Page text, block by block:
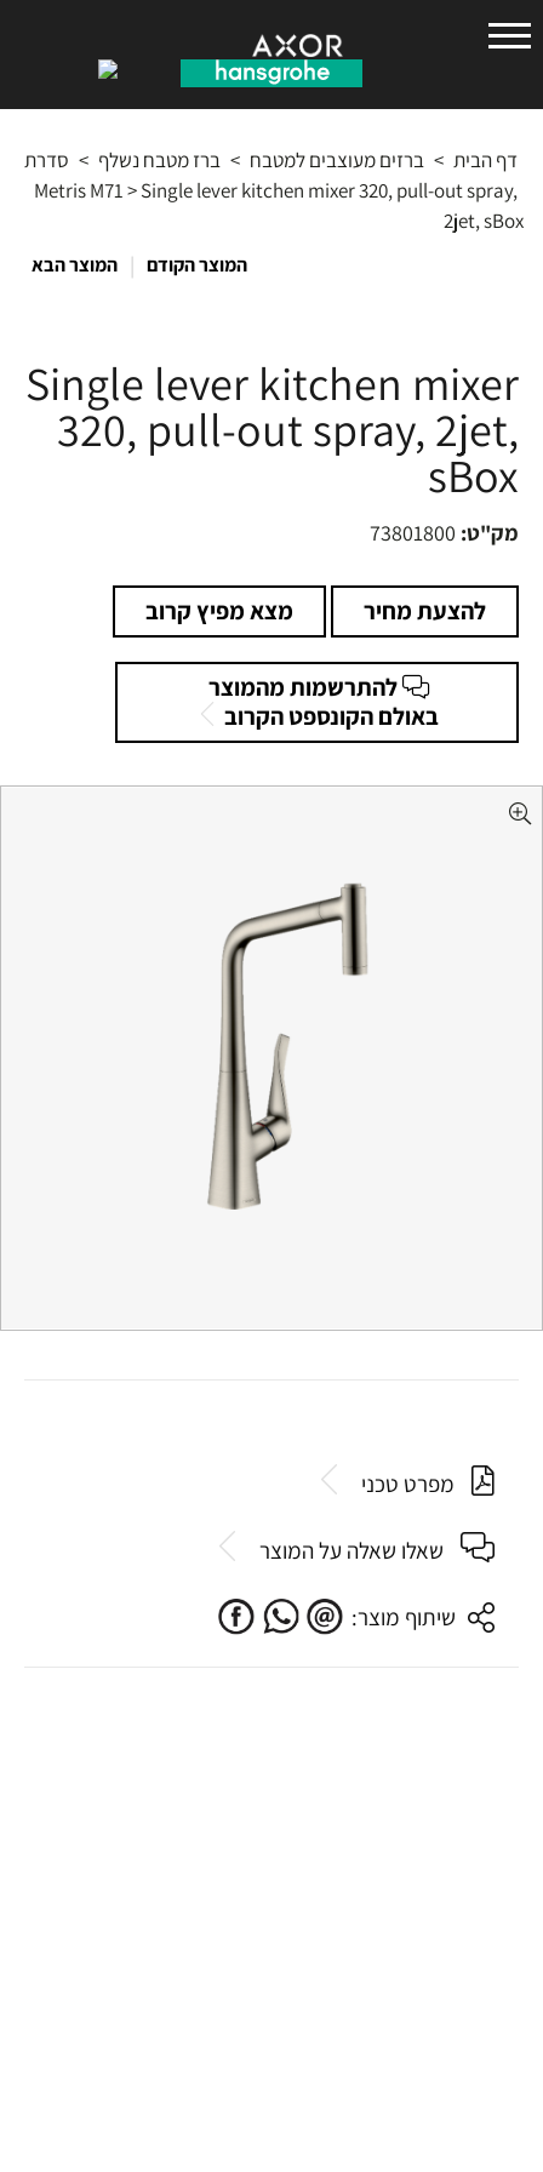
גרואה
דף הבית > ברזים מעוצבים למטבח > ברז מטבח נשלף > סדרת
Metris M71>Single lever kitchen mixer 320, pull-out spray,
2jet, sBox
המוצר הקודם | המוצר הבא
Single lever kitchen mixer
320, pull-out spray, 2jet,
sBox
מק"ט: 73801800
להצעת מחיר מצא מפיץ קרוב
להתרשמות מהמוצר
באולם הקונספט הקרוב
מפרט טכני
שאלו שאלה על המוצר
שיתוף מוצר: